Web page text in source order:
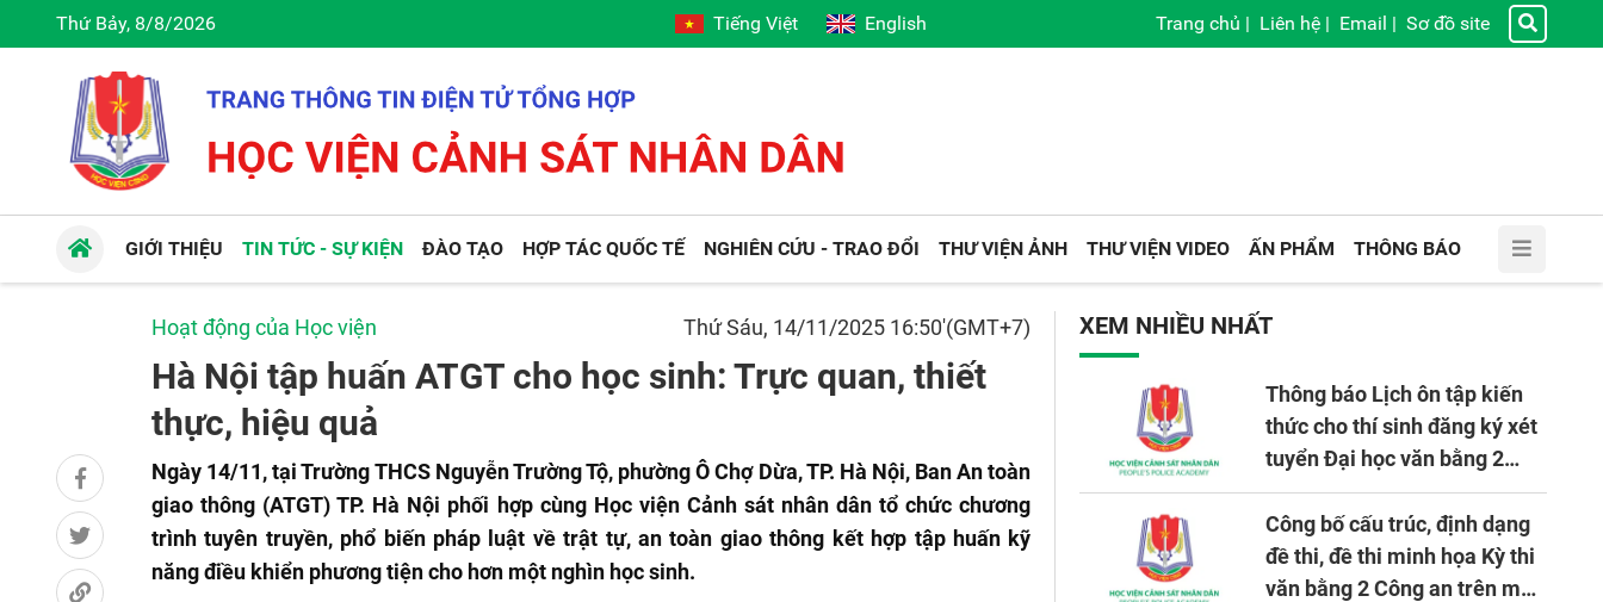
Thứ Bảy, 8/8/2026 Tiếng Việt English Trang chủ | Liên hệ | Email | Sơ đồ site
GIỚI THIỆU TIN TỨC - SỰ KIỆN ĐÀO TẠO HỢP TÁC QUỐC TẾ NGHIÊN CỨU - TRAO ĐỔI THƯ VIỆN ẢNH THƯ VIỆN VIDEO ẤN PHẨM THÔNG BÁO
Hoạt động của Học viện Thứ Sáu, 14/11/2025 16:50'(GMT+7)
Hà Nội tập huấn ATGT cho học sinh: Trực quan, thiết
thực, hiệu quả
Ngày 14/11, tại Trường THCS Nguyễn Trường Tộ, phường Ô Chợ Dừa, TP. Hà Nội, Ban An toàn
giao thông (ATGT) TP. Hà Nội phối hợp cùng Học viện Cảnh sát nhân dân tổ chức chương
trình tuyên truyền, phổ biến pháp luật về trật tự, an toàn giao thông kết hợp tập huấn kỹ
năng điều khiển phương tiện cho hơn một nghìn học sinh.
XEM NHIỀU NHẤT
Thông báo Lịch ôn tập kiến
thức cho thí sinh đăng ký xét
tuyển Đại học văn bằng 2
tuyển mới, mở tại Học viện
CSND năm học 2026 - 2027
Công bố cấu trúc, định dạng
đề thi, đề thi minh họa Kỳ thi
văn bằng 2 Công an trên máy